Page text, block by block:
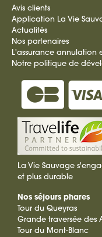
Avis clients
Application La Vie
Actualités
Nos partenaires
L'assurance annulation
Notre politique de
La Vie Sauvage
et plus durable
Nos séjours phares
Tour du Queyras
Grande traversée des
Tour du Mont-Blanc